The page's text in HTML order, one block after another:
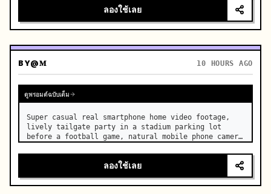
ลองใช้เลย
BY@𝐌 10 HOURS AGO
ดูพรอมต์ฉบับเต็ม
Super casual real smartphone home video footage,
lively tailgate party in a stadium parking lot
before a football game, natural mobile phone camera
rate with smooth natural motion, rapidfire montage
ลองใช้เลย